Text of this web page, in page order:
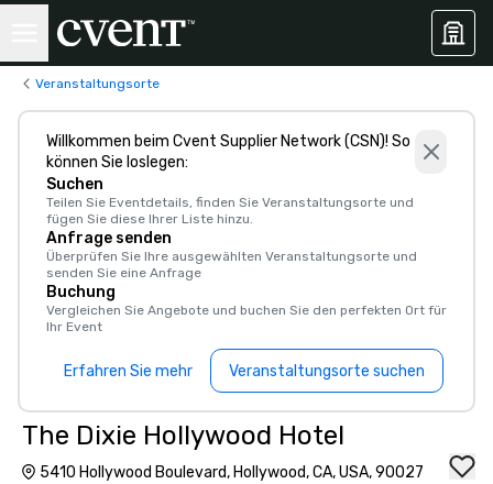
Veranstaltungsorte
Willkommen beim Cvent Supplier Network (CSN)! So
können Sie loslegen:
Suchen
Teilen Sie Eventdetails, finden Sie Veranstaltungsorte und
fügen Sie diese Ihrer Liste hinzu.
Anfrage senden
Überprüfen Sie Ihre ausgewählten Veranstaltungsorte und
senden Sie eine Anfrage
Buchung
Vergleichen Sie Angebote und buchen Sie den perfekten Ort für
Ihr Event
Erfahren Sie mehr Veranstaltungsorte suchen
The Dixie Hollywood Hotel
5410 Hollywood Boulevard, Hollywood, CA, USA, 90027